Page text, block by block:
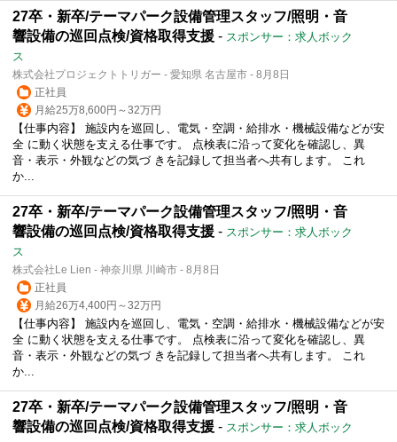
27卒・新卒/テーマパーク設備管理スタッフ/照明・音
響設備の巡回点検/資格取得支援 - スポンサー：求人ボック
ス
株式会社プロジェクトトリガー - 愛知県 名古屋市 - 8月8日
正社員
月給25万8,600円～32万円
【仕事内容】 施設内を巡回し、電気・空調・給排水・機械設備などが安
全 に動く状態を支える仕事です。 点検表に沿って変化を確認し、異
音・表示・外観などの気づ きを記録して担当者へ共有します。 これ
か...
27卒・新卒/テーマパーク設備管理スタッフ/照明・音
響設備の巡回点検/資格取得支援 - スポンサー：求人ボック
ス
株式会社Le Lien - 神奈川県 川崎市 - 8月8日
正社員
月給26万4,400円～32万円
【仕事内容】 施設内を巡回し、電気・空調・給排水・機械設備などが安
全 に動く状態を支える仕事です。 点検表に沿って変化を確認し、異
音・表示・外観などの気づ きを記録して担当者へ共有します。 これ
か...
27卒・新卒/テーマパーク設備管理スタッフ/照明・音
響設備の巡回点検/資格取得支援 - スポンサー：求人ボック